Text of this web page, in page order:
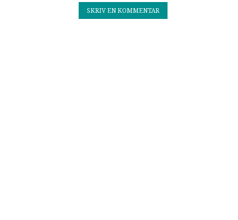
SKRIV EN KOMMENTAR